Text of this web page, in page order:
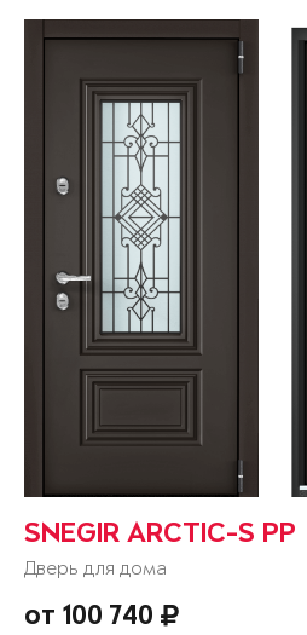
SNEGIR ARCTIC-S PP
Дверь для дома
от 100 740